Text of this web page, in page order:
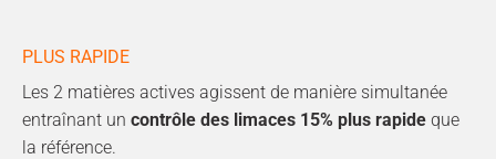
PLUS RAPIDE
Les 2 matières actives agissent de manière simultanée
entraînant un contrôle des limaces 15% plus rapide que
la référence.